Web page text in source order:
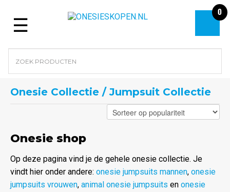
Menu
0
Onesie Collectie / Jumpsuit Collectie
Onesie shop
Op deze pagina vind je de gehele onesie collectie. Je
vindt hier onder andere: onesie jumpsuits mannen, onesie
jumpsuits vrouwen, animal onesie jumpsuits en onesie